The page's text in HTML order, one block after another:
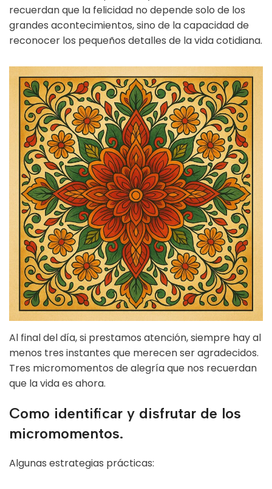
recuerdan que la felicidad no depende solo de los
grandes acontecimientos, sino de la capacidad de
reconocer los pequeños detalles de la vida cotidiana.
Al final del día, si prestamos atención, siempre hay al
menos tres instantes que merecen ser agradecidos.
Tres micromomentos de alegría que nos recuerdan
que la vida es ahora.
Como identificar y disfrutar de los
micromomentos.
Algunas estrategias prácticas: